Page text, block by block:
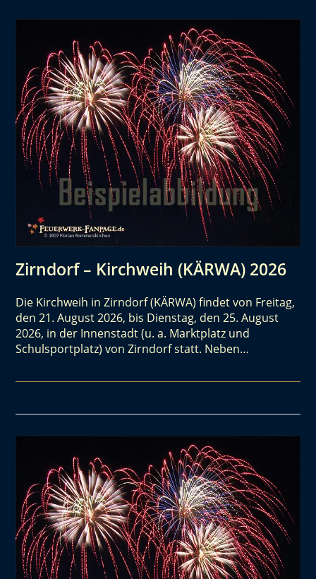
Zirndorf – Kirchweih (KÄRWA) 2026
Die Kirchweih in Zirndorf (KÄRWA) findet von Freitag,
den 21. August 2026, bis Dienstag, den 25. August
2026, in der Innenstadt (u. a. Marktplatz und
Schulsportplatz) von Zirndorf statt. Neben…